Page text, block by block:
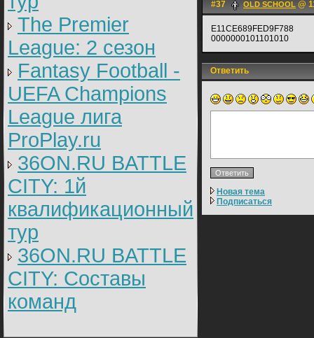
The Premier
League: 2 cезон
Fantasy Football -
UEFA Champions
League лига
ProPlay.ru
36ON.RU BATTLE
CITY: 1й
квалификационный
тур
36ON.RU BATTLE
CITY: Составы
команд
#37 OLD SCHOOL @
E11CE689FED9F788
0000000101101010
Ответить
Новая тема
Подписаться